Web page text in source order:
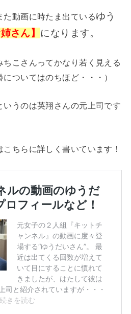
動画に時たま出ているゆう
さん】 になります。
ちこさんってかなり若く見える
ついてはのちほど・・・）
いうのは英翔さんの元上司です
ちらに詳しく書いています！